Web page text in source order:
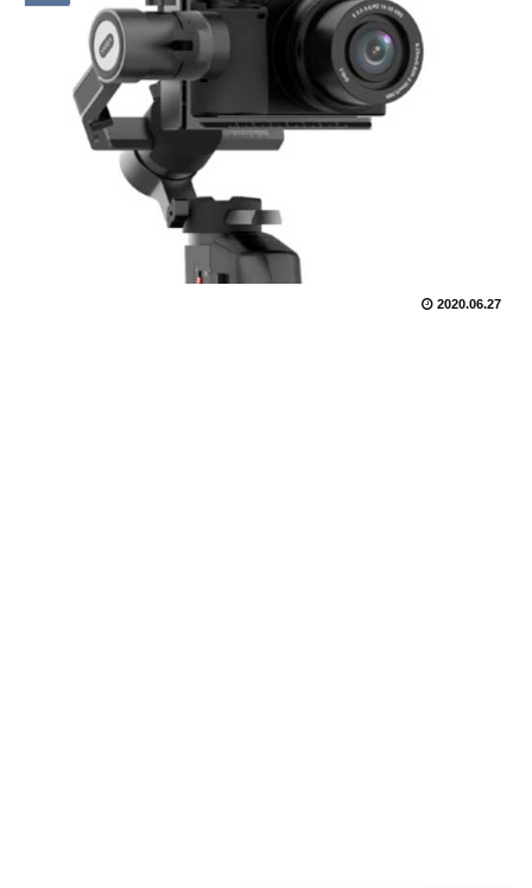
2020.06.27